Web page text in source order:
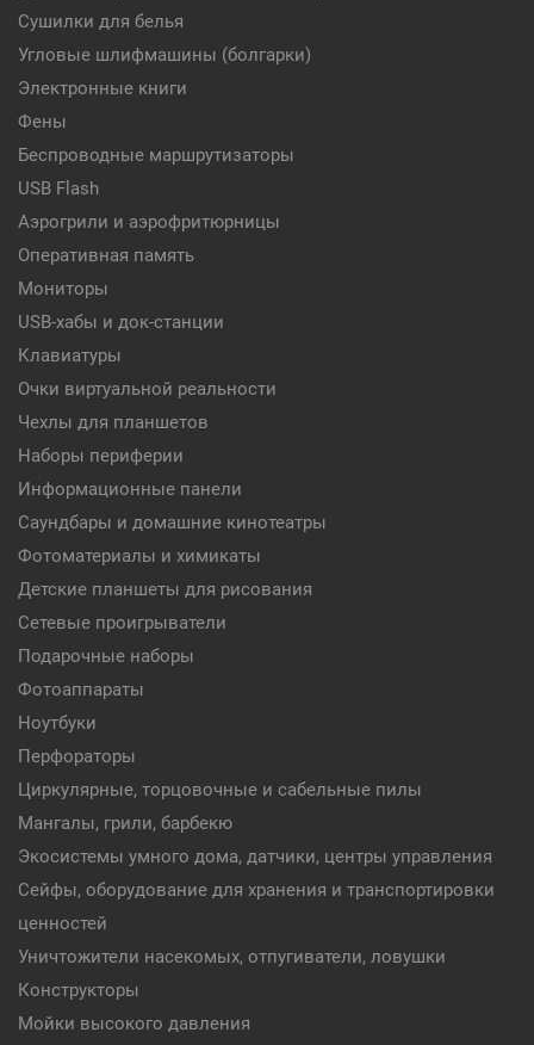
Сушилки для белья
Угловые шлифмашины (болгарки)
Электронные книги
Фены
Беспроводные маршрутизаторы
USB Flash
Аэрогрили и аэрофритюрницы
Оперативная память
Мониторы
USB-хабы и док-станции
Клавиатуры
Очки виртуальной реальности
Чехлы для планшетов
Наборы периферии
Информационные панели
Саундбары и домашние кинотеатры
Фотоматериалы и химикаты
Детские планшеты для рисования
Сетевые проигрыватели
Подарочные наборы
Фотоаппараты
Ноутбуки
Перфораторы
Циркулярные, торцовочные и сабельные пилы
Мангалы, грили, барбекю
Экосистемы умного дома, датчики, центры управления
Сейфы, оборудование для хранения и транспортировки
ценностей
Уничтожители насекомых, отпугиватели, ловушки
Конструкторы
Мойки высокого давления